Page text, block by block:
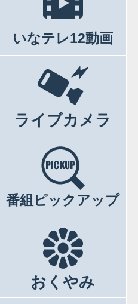
いなテレ12動画
ライブカメラ
番組ピックアップ
おくやみ